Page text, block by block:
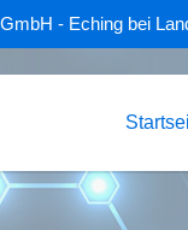
- Eching bei